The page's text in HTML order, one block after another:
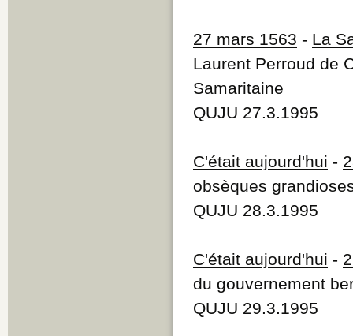
27 mars 1563 - La
Laurent Perroud de
Samaritaine
QUJU 27.3.1995
C'était aujourd'hui -
obsèques
QUJU 28.3.1995
C'était aujourd'hui -
du gouvernement
QUJU 29.3.1995